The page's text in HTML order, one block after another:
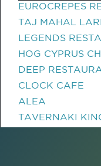
EUROCREPES
TAJ MAHAL
LEGENDS
HOG CYPRUS
DEEP
CLOCK CAFE
ALEA
TAVERNAKI